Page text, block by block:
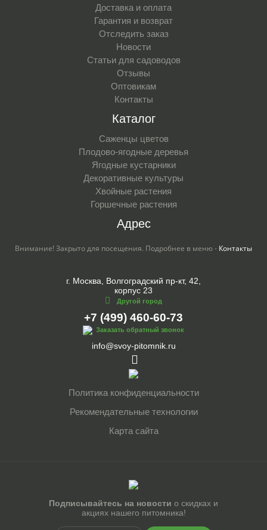
Доставка и оплата
Гарантия и возврат
Отследить заказ
Новости
Статьи для садоводов
Отзывы
Оптовикам
Контакты
Каталог
Саженцы цветов
Плодово-ягодные деревья
Ягодные кустарники
Декоративные культуры
Хвойные растения
Горшечные растения
Адрес
Внимание! Закрыто для посещения. Подробнее в меню - Контакты
г. Москва, Волгоградский пр-кт, 42,
корпус 23
Другой город
+7 (499) 460-60-73
Заказать обратный звонок
info@svoy-pitomnik.ru
Политика конфиденциальности
Рекомендательные технологии
Карта сайта
Подписывайтесь на новости о скидках и
акциях нашего питомника!